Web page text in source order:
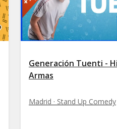
Generación Tuenti -
Armas
Madrid · Stand Up Comedy